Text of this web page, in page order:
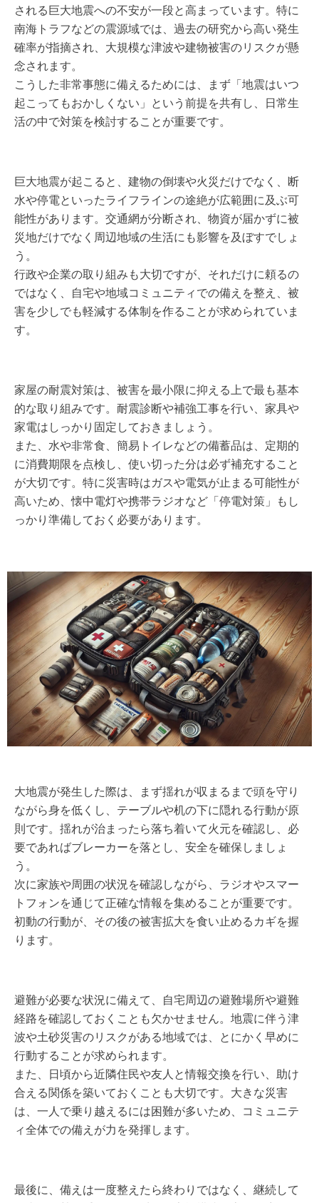
される巨大地震への不安が一段と高まっています。特に
南海トラフなどの震源域では、過去の研究から高い発生
確率が指摘され、大規模な津波や建物被害のリスクが懸
念されます。
こうした非常事態に備えるためには、まず「地震はいつ
起こってもおかしくない」という前提を共有し、日常生
活の中で対策を検討することが重要です。
巨大地震が起こると、建物の倒壊や火災だけでなく、断
水や停電といったライフラインの途絶が広範囲に及ぶ可
能性があります。交通網が分断され、物資が届かずに被
災地だけでなく周辺地域の生活にも影響を及ぼすでしょ
う。
行政や企業の取り組みも大切ですが、それだけに頼るの
ではなく、自宅や地域コミュニティでの備えを整え、被
害を少しでも軽減する体制を作ることが求められていま
す。
家屋の耐震対策は、被害を最小限に抑える上で最も基本
的な取り組みです。耐震診断や補強工事を行い、家具や
家電はしっかり固定しておきましょう。
また、水や非常食、簡易トイレなどの備蓄品は、定期的
に消費期限を点検し、使い切った分は必ず補充すること
が大切です。特に災害時はガスや電気が止まる可能性が
高いため、懐中電灯や携帯ラジオなど「停電対策」もし
っかり準備しておく必要があります。
大地震が発生した際は、まず揺れが収まるまで頭を守り
ながら身を低くし、テーブルや机の下に隠れる行動が原
則です。揺れが治まったら落ち着いて火元を確認し、必
要であればブレーカーを落とし、安全を確保しましょ
う。
次に家族や周囲の状況を確認しながら、ラジオやスマー
トフォンを通じて正確な情報を集めることが重要です。
初動の行動が、その後の被害拡大を食い止めるカギを握
ります。
避難が必要な状況に備えて、自宅周辺の避難場所や避難
経路を確認しておくことも欠かせません。地震に伴う津
波や土砂災害のリスクがある地域では、とにかく早めに
行動することが求められます。
また、日頃から近隣住民や友人と情報交換を行い、助け
合える関係を築いておくことも大切です。大きな災害
は、一人で乗り越えるには困難が多いため、コミュニテ
ィ全体での備えが力を発揮します。
最後に、備えは一度整えたら終わりではなく、継続して